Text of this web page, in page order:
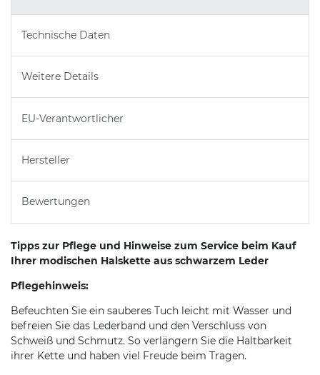
Technische Daten
Weitere Details
EU-Verantwortlicher
Hersteller
Bewertungen
Tipps zur Pflege und Hinweise zum Service beim Kauf
Ihrer modischen Halskette aus schwarzem Leder
Pflegehinweis:
Befeuchten Sie ein sauberes Tuch leicht mit Wasser und
befreien Sie das Lederband und den Verschluss von
Schweiß und Schmutz. So verlängern Sie die Haltbarkeit
ihrer Kette und haben viel Freude beim Tragen.